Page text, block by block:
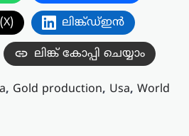
ലിങ്ക്ഡ്ഇൻ
ലിങ്ക് കോപ്പി ചെയ്യാം
, Gold production, Usa, World